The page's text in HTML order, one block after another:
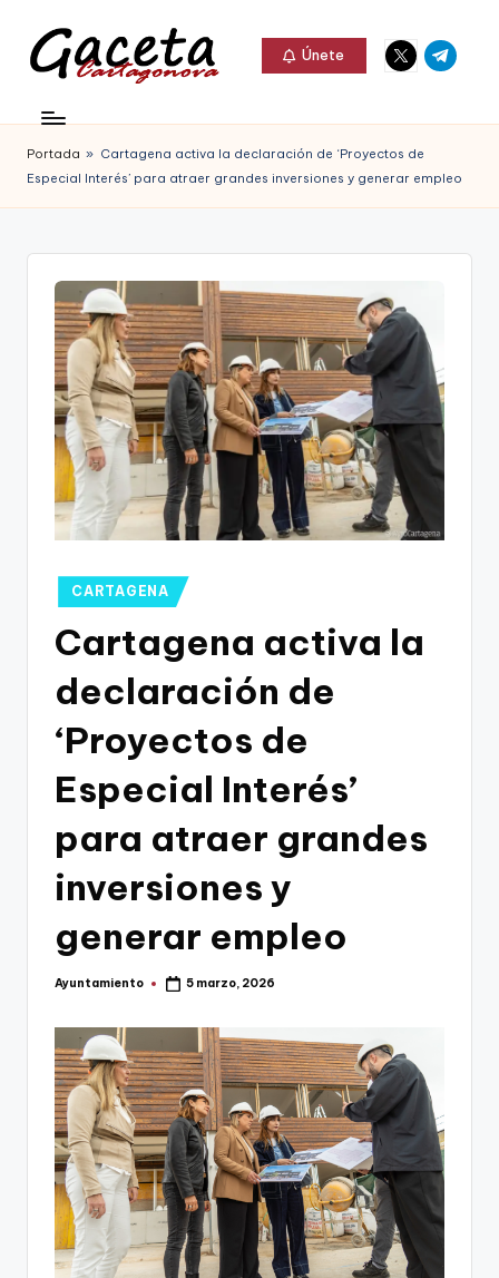
Saltar
contenido
c
e
t
Gaceta
Cartagonova,
La
que
informa
Cartagena,
Cartagena,
Únete
Elemento
del
Elemento
del
Portada » Cartagena activa la declaración de ‘Proyectos de
Especial Interés’ para atraer grandes inversiones y generar empleo
Publicado
en
CARTAGENA
Cartagena activa la
declaración de
‘Proyectos de
Especial Interés’
para atraer grandes
inversiones y
generar empleo
Publicado
Ayuntamiento 5 marzo, 2026